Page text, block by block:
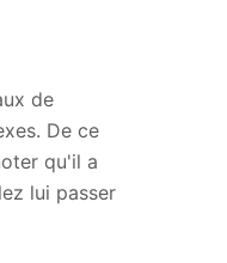
de
De ce
qu'il a
lui passer